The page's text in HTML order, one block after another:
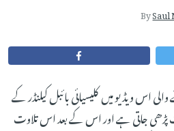
BySaul
اس ویڈیو میں کلیسیائی بائبل کیلنڈر کے
پڑھی جاتی ہے اور اس کے بعد اس تلاوت